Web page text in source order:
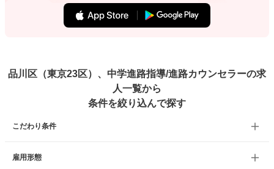
品川区（東京23区）、中学進路指導/進路カウンセラーの求
人一覧から
条件を絞り込んで探す
こだわり条件
雇用形態